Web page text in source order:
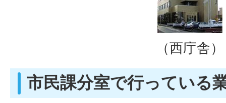
（西庁舎）
市民課分室で行っている